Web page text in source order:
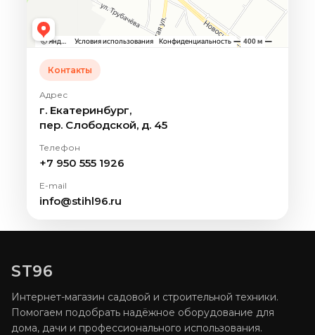
Контакты
Адрес
г. Екатеринбург,
пер. Слободской, д. 45
Телефон
+7 950 555 1926
E-mail
info@stihl96.ru
ST96
Интернет-магазин садовой и строительной техники.
Помогаем подобрать надёжное оборудование для
дома, дачи и профессионального использования.